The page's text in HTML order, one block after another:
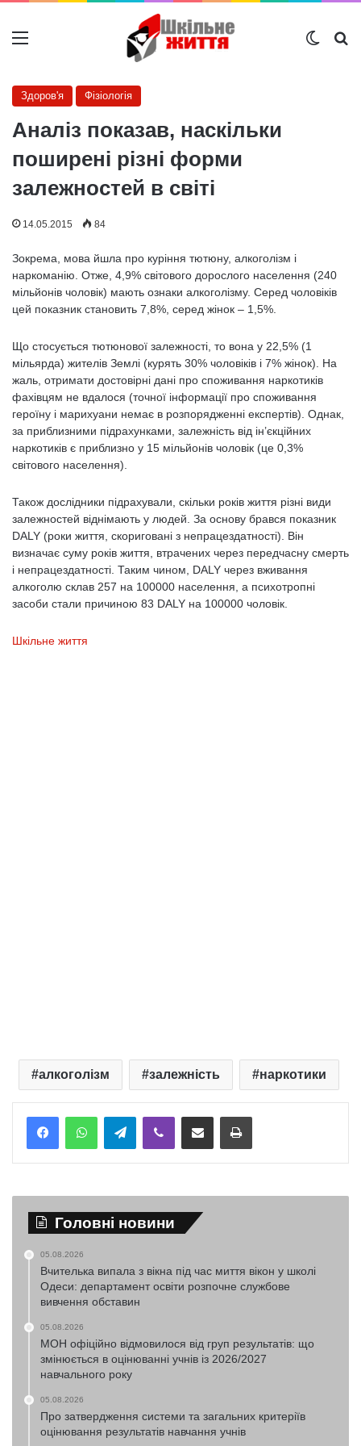
Меню
Здоров'я Фізіологія
Аналіз показав, наскільки
поширені різні форми
залежностей в світі
14.05.2015 84
Зокрема, мова йшла про куріння тютюну, алкоголізм і
наркоманію. Отже, 4,9% світового дорослого населення (240
мільйонів чоловік) мають ознаки алкоголізму. Серед чоловіків
цей показник становить 7,8%, серед жінок – 1,5%.
Що стосується тютюнової залежності, то вона у 22,5% (1
мільярда) жителів Землі (курять 30% чоловіків і 7% жінок). На
жаль, отримати достовірні дані про споживання наркотиків
фахівцям не вдалося (точної інформації про споживання
героїну і марихуани немає в розпорядженні експертів). Однак,
за приблизними підрахунками, залежність від ін’єкційних
наркотиків є приблизно у 15 мільйонів чоловік (це 0,3%
світового населення).
Також дослідники підрахували, скільки років життя різні види
залежностей віднімають у людей. За основу брався показник
DALY (роки життя, скориговані з непрацездатності). Він
визначає суму років життя, втрачених через передчасну смерть
і непрацездатності. Таким чином, DALY через вживання
алкоголю склав 257 на 100000 населення, а психотропні
засоби стали причиною 83 DALY на 100000 чоловік.
Шкільне життя
алкоголізм залежність наркотики
TelegramViber Надіслати електронною поштоюНадрукувати
Головні новини
05.08.2026
Вчителька випала з вікна під час миття вікон у школі
Одеси: департамент освіти розпочне службове
вивчення обставин
05.08.2026
МОН офіційно відмовилося від груп результатів: що
змінюється в оцінюванні учнів із 2026/2027
навчального року
05.08.2026
Про затвердження системи та загальних критеріїв
оцінювання результатів навчання учнів